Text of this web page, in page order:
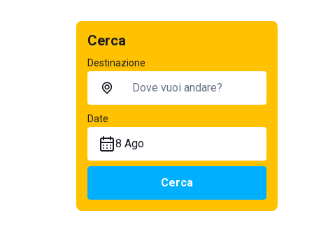
Cerca
Destinazione
Date
8 Ago
Cerca